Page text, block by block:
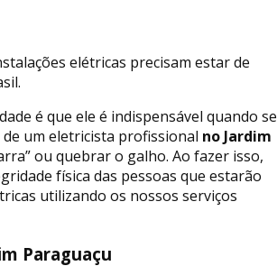
elétricas precisam estar de
é que ele é indispensável quando se
um eletricista profissional no Jardim
ou quebrar o galho. Ao fazer isso,
física das pessoas que estarão
utilizando os nossos serviços
Paraguaçu